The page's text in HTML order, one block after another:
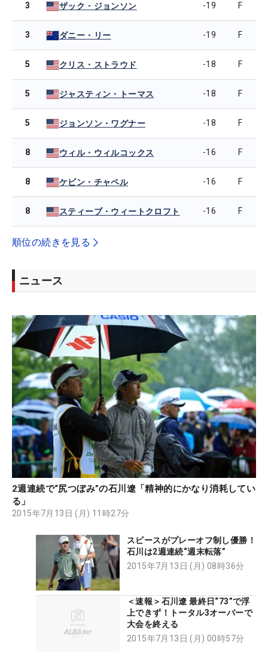
3 ザック・ジョンソン -19 F
3 ダニー・リー -19 F
5 クリス・ストラウド -18 F
5 ジャスティン・トーマス -18 F
5 ジョンソン・ワグナー -18 F
8 ウィル・ウィルコックス -16 F
8 ケビン・チャペル -16 F
8 スティーブ・ウィートクロフト -16 F
順位の続きを見る
ニュース
2週連続で“尻つぼみ”の石川遼「精神的にかなり消耗してい
る」
2015年7月13日 (月) 11時27分
スピースがプレーオフ制し優勝！
石川は2週連続“週末転落”
2015年7月13日 (月) 08時36分
＜速報＞石川遼 最終日“73”で浮
上できず！トータル3オーバーで
大会を終える
2015年7月13日 (月) 00時57分